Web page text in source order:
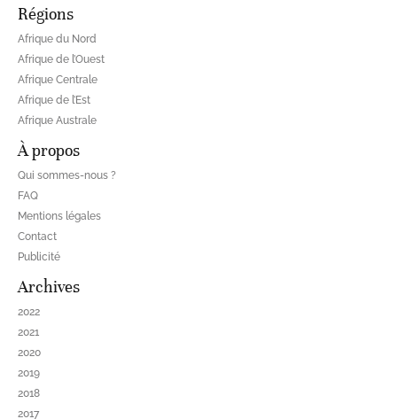
Régions
Afrique du Nord
Afrique de l’Ouest
Afrique Centrale
Afrique de l’Est
Afrique Australe
À propos
Qui sommes-nous ?
FAQ
Mentions légales
Contact
Publicité
Archives
2022
2021
2020
2019
2018
2017